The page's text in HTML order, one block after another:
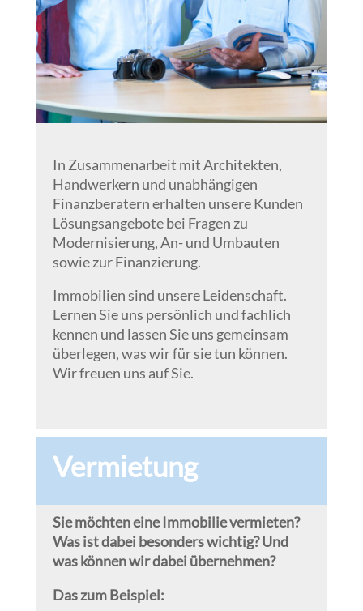
In Zusammenarbeit mit Architekten,
Handwerkern und unabhängigen
Finanzberatern erhalten unsere Kunden
Lösungsangebote bei Fragen zu
Modernisierung, An- und Umbauten
sowie zur Finanzierung.
Immobilien sind unsere Leidenschaft.
Lernen Sie uns persönlich und fachlich
kennen und lassen Sie uns gemeinsam
überlegen, was wir für sie tun können.
Wir freuen uns auf Sie.
Vermietung
Sie möchten eine Immobilie vermieten?
Was ist dabei besonders wichtig? Und
was können wir dabei übernehmen?
Das zum Beispiel: